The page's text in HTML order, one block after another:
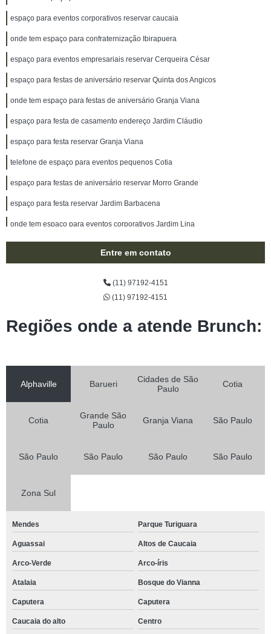
espaço para eventos corporativos reservar caucaia
onde tem espaço para confraternização Ibirapuera
espaço para eventos empresariais reservar Cerqueira César
espaço para festas de aniversário reservar Quinta dos Angicos
onde tem espaço para festas de aniversário Granja Viana
espaço para festa de casamento endereço Jardim Cláudio
espaço para festa reservar Granja Viana
telefone de espaço para eventos pequenos Cotia
espaço para festas de aniversário reservar Morro Grande
espaço para festa reservar Jardim Barbacena
onde tem espaço para eventos corporativos Jardim Lina
espaço para festas de aniversário endereço Cidade Monções
onde tem espaço para eventos Parque Turiguara
onde tem espaço para eventos empresariais Jardim Cláudio
telefone de espaço para festa de casamento Altos de Caucaia
espaço para confraternização Campo belo
espaço de eventos corporativos endereço Cidade Jardim
onde tem espaço para festa Jardim Cláudio
espaço para confraternização de empresa endereço Santana
espaço para festa de casamento Miguel Mirizola
espaço para festas de aniversário endereço Granja Viana
Entre em contato
(11) 97192-4151
(11) 97192-4151
Regiões onde a atende Brunch:
Alphaville Barueri
Cidades de São
Paulo
Cotia
Cotia
Grande São
Paulo
Granja Viana São Paulo
São Paulo São Paulo São Paulo São Paulo
Zona Sul
Mendes Parque Turiguara
Aguassai Altos de Caucaia
Arco-Verde Arco-íris
Atalaia Bosque do Vianna
Caputera Caputera
Caucaia do alto Centro